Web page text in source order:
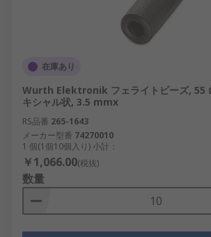
在庫あり
Wurth Elektronik フェライトビーズ, 55
キシャル状, 3.5 mmx
RS品番 265-1643
メーカー型番 74270010
1 個(1個10個入り) 小計：
￥1,066.00(税抜)
数量